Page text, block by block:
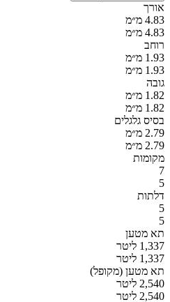
אורך
4.83 מ״מ
4.83 מ״מ
רוחב
1.93 מ״מ
1.93 מ״מ
גובה
1.82 מ״מ
1.82 מ״מ
בסיס גלגלים
2.79 מ״מ
2.79 מ״מ
מקומות
7
5
דלתות
5
5
תא מטען
1,337 ליטר
1,337 ליטר
תא מטען (מקופל)
2,540 ליטר
2,540 ליטר